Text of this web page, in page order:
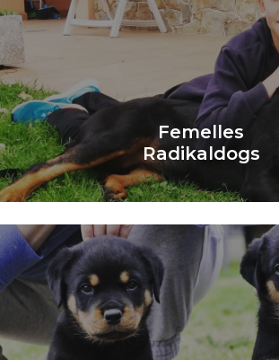
Femelles
Radikaldogs
Learn More
Femelles
Radikaldogs
Saber Més
Ventrades
Radikaldogs